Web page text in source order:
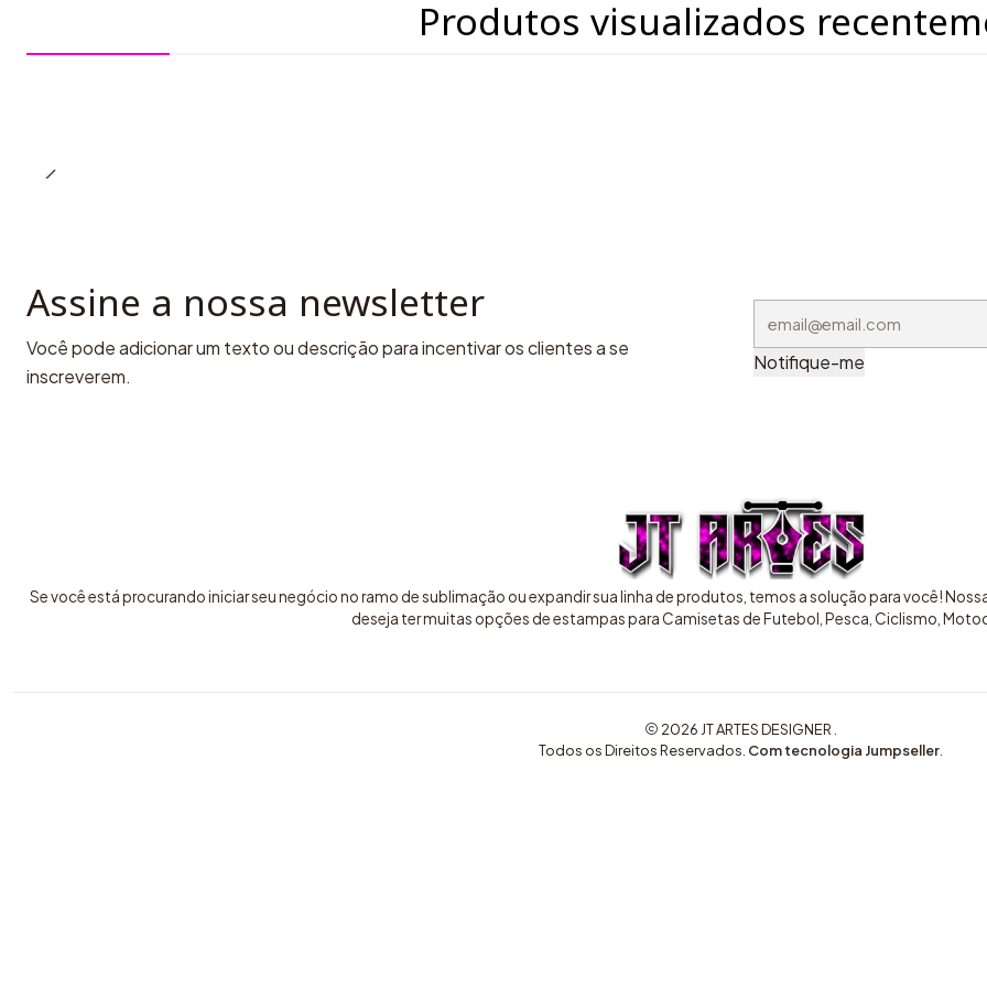
Produtos visualizados
Assine a nossa newsletter
Você pode adicionar um texto ou descrição para incentivar os clientes a se
inscreverem.
Notifique-me
Se você está procurando iniciar seu negócio no ramo de sublimação ou expandir sua linha de produtos, temos a solução para você!
deseja ter muitas opções de estampas para Camisetas de Futebol, Pesca, Ciclismo,
2026 JT ARTES DESIGNER .
Todos os Direitos Reservados. Com tecnologia Jumpseller.